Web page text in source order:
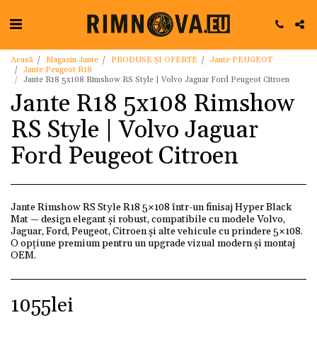
Acasă Magazin Jante PRODUSE ȘI OFERTE
Jante PEUGEOT
Jante Peugeot R18
Jante R18 5x108 Rimshow RS Style | Volvo Jaguar Ford Peugeot Citroen
Jante R18 5x108 Rimshow
RS Style | Volvo Jaguar
Ford Peugeot Citroen
Jante Rimshow RS Style R18 5×108 într-un finisaj Hyper Black
Mat — design elegant și robust, compatibile cu modele Volvo,
Jaguar, Ford, Peugeot, Citroen și alte vehicule cu prindere 5×108.
O opțiune premium pentru un upgrade vizual modern și montaj
OEM.
1055lei